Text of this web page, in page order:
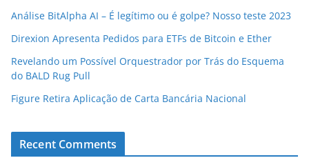
Análise BitAlpha AI – É legítimo ou é golpe? Nosso teste 2023
Direxion Apresenta Pedidos para ETFs de Bitcoin e Ether
Revelando um Possível Orquestrador por Trás do Esquema
do BALD Rug Pull
Figure Retira Aplicação de Carta Bancária Nacional
Recent Comments